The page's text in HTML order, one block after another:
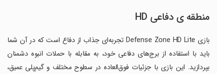
منطقه ی دفاعی HD
بازی Defense Zone HD Lite تجربه‌ای جذاب از دفاع است که در آن شما
باید با استفاده از برج‌های دفاعی خود، به مقابله با حملات انبوه دشمنان
بپردازید. این بازی با جزئیات فوق‌العاده در سطوح مختلف و گیم‌پلی عمیق،